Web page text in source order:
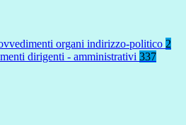
organi indirizzo-politico 2
dirigenti - amministrativi 337